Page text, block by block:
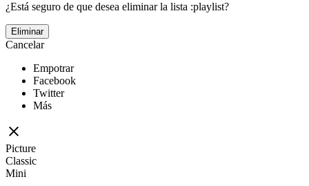
¿Está seguro de que desea eliminar la lista :playlist?
Eliminar
Cancelar
Empotrar
Facebook
Twitter
Más
Picture
Classic
Mini